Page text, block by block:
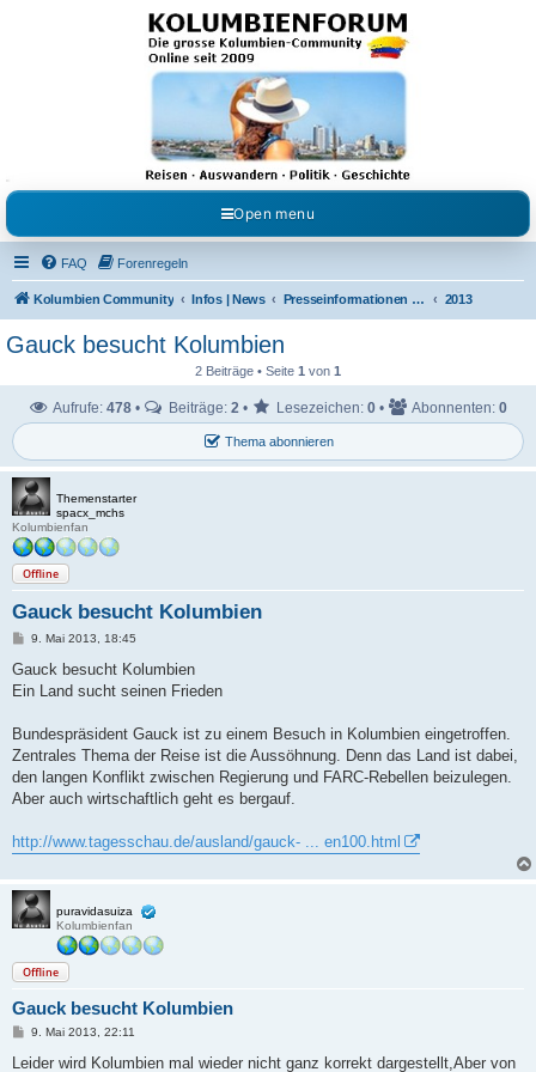
Kolumbienforum - Das
grosse Forum der
Freunde Kolumbiens
Reisen, Auswandern, Kultur, Politik, Geschichte und Visum in Kolumbien und Venezuela.
Austausch, Erfahrungen und Gemeinschaft im Kolumbienforum
Open menu
FAQ Forenregeln
Kolumbien Community Infos | News Presseinformationen & Neuigkeiten 2013
Gauck besucht Kolumbien
2 Beiträge • Seite 1 von 1
Thema abonnieren
Aufrufe: 478 • Beiträge: 2 • Lesezeichen: 0 • Abonnenten: 0
Themenstarter
spacx_mchs
Kolumbienfan
Offline
Gauck besucht Kolumbien
B
i
r
9. Mai 2013, 18:45
Gauck besucht Kolumbien
Ein Land sucht seinen Frieden
Bundespräsident Gauck ist zu einem Besuch in Kolumbien eingetroffen.
Zentrales Thema der Reise ist die Aussöhnung. Denn das Land ist dabei,
den langen Konflikt zwischen Regierung und FARC-Rebellen beizulegen.
Aber auch wirtschaftlich geht es bergauf.
http://www.tagesschau.de/ausland/gauck- ... en100.html
puravidasuiza
Kolumbienfan
Offline
Gauck besucht Kolumbien
B
i
9. Mai 2013, 22:11
Leider wird Kolumbien mal wieder nicht ganz korrekt dargestellt,Aber von